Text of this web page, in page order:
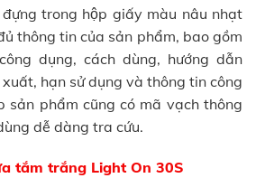
trong hộp giấy màu nâu nhạt
thông tin của sản phẩm, bao gồm
dụng, cách dùng, hướng dẫn
hạn sử dụng và thông tin công
sản phẩm cũng có mã vạch thông
dễ dàng tra cứu.
tắm trắng Light On 30S